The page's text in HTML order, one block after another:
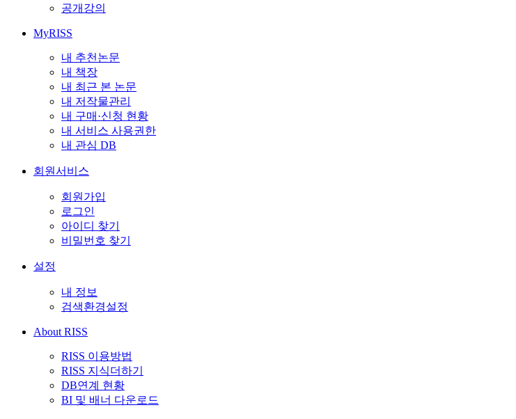
공개강의
MyRISS
내 추천논문
내 책장
내 최근 본 논문
내 저작물관리
내 구매·신청 현황
내 서비스 사용권한
내 관심 DB
회원서비스
회원가입
로그인
아이디 찾기
비밀번호 찾기
설정
내 정보
검색환경설정
About RISS
RISS 이용방법
RISS 지식더하기
DB연계 현황
BI 및 배너 다운로드